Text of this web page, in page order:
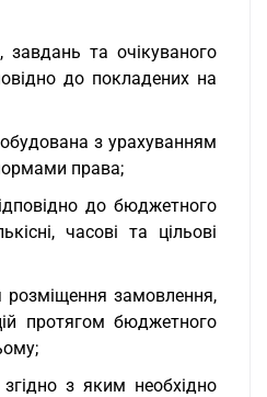
та очікуваного
до покладених на
з урахуванням
права;
до бюджетного
часові та цільові
розміщення замовлення,
протягом бюджетного
з яким необхідно